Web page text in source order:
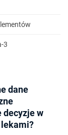
3
dane
decyzje w